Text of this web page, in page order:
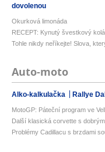
dovolenou
Okurková limonáda
RECEPT: Kynutý švestkový
Tohle nikdy neříkejte! Slova,
Auto-moto
Alko-kalkulačka Rallye
MotoGP: Páteční program ve
Další klasická corvette s
Problémy Cadillacu s brzdami